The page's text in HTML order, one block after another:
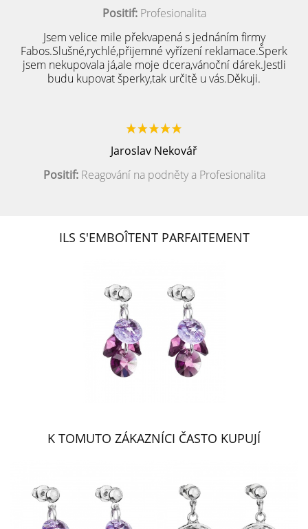
Positif:Profesionalita
Jsem velice mile překvapená s jednáním firmy
Fabos.Slušné,rychlé,přijemné vyřízení reklamace.Šperk
jsem nekupovala já,ale moje dcera,vánoční dárek.Jestli
budu kupovat šperky,tak určitě u vás.Děkuji.
Jaroslav Nekovář
Positif:Reagování na podněty a Profesionalita
ILS S'EMBOÎTENT PARFAITEMENT
K TOMUTO ZÁKAZNÍCI ČASTO KUPUJÍ